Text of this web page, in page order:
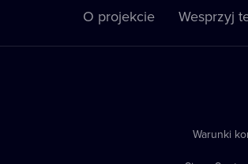
O projekcie Wesprzyj
Warunki